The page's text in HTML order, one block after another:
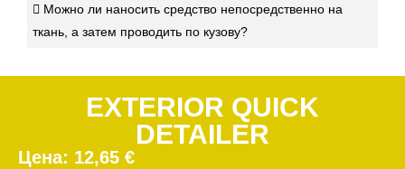
Можно ли наносить средство непосредственно на
ткань, а затем проводить по кузову?
EXTERIOR QUICK
DETAILER
Цена: 12,65 €